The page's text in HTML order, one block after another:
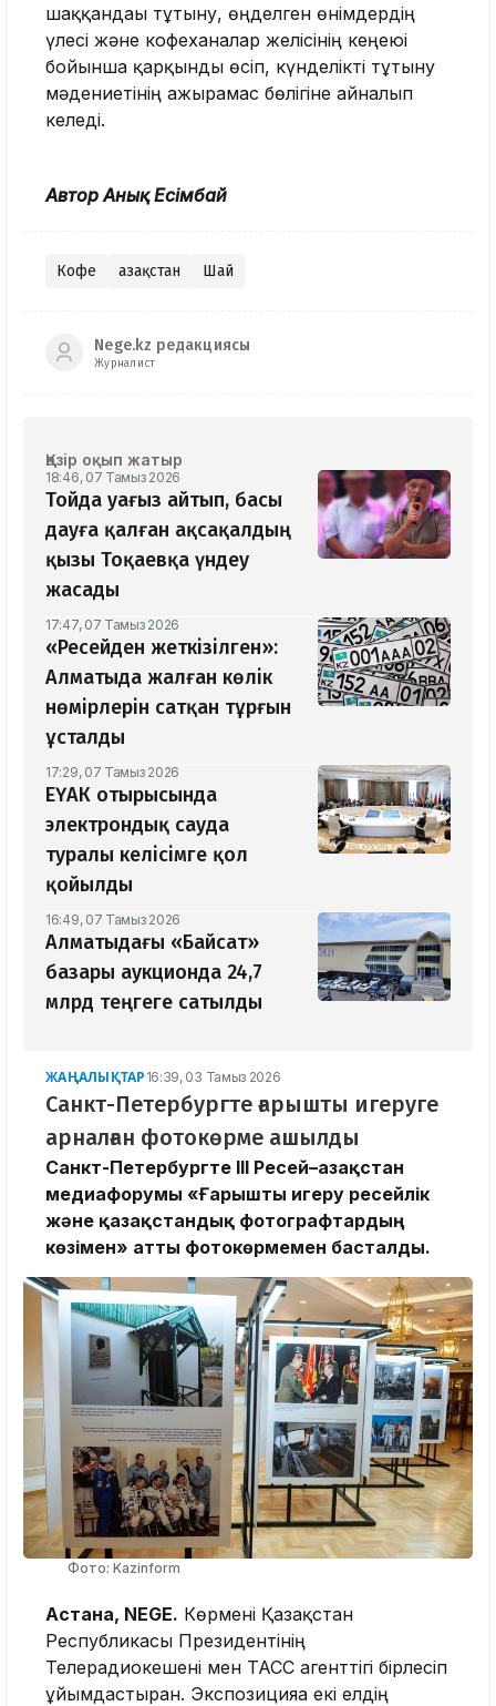
шаққандағы тұтыну, өңделген өнімдердің
үлесі және кофеханалар желісінің кеңеюі
бойынша қарқынды өсіп, күнделікті тұтыну
мәдениетінің ажырамас бөлігіне айналып
келеді.
Автор Анық Есімбай
Кофе Қазақстан Шай
Nege.kz редакциясы
Журналист
Қазір оқып жатыр
18:46, 07 Тамыз 2026
Тойда уағыз айтып, басы
дауға қалған ақсақалдың
қызы Тоқаевқа үндеу
жасады
17:47, 07 Тамыз 2026
«Ресейден жеткізілген»:
Алматыда жалған көлік
нөмірлерін сатқан тұрғын
ұсталды
17:29, 07 Тамыз 2026
ЕҮАК отырысында
электрондық сауда
туралы келісімге қол
қойылды
16:49, 07 Тамыз 2026
Алматыдағы «Байсат»
базары аукционда 24,7
млрд теңгеге сатылды
ЖАҢАЛЫҚТАР 16:39, 03 Тамыз 2026
Санкт-Петербургте ғарышты игеруге
арналған фотокөрме ашылды
Санкт-Петербургте III Ресей–Қазақстан
медиафорумы «Ғарышты игеру ресейлік
және қазақстандық фотографтардың
көзімен» атты фотокөрмемен басталды.
Фото: Kazinform
Астана, NEGE. Көрмені Қазақстан
Республикасы Президентінің
Телерадиокешені мен ТАСС агенттігі бірлесіп
ұйымдастырған. Экспозицияға екі елдің